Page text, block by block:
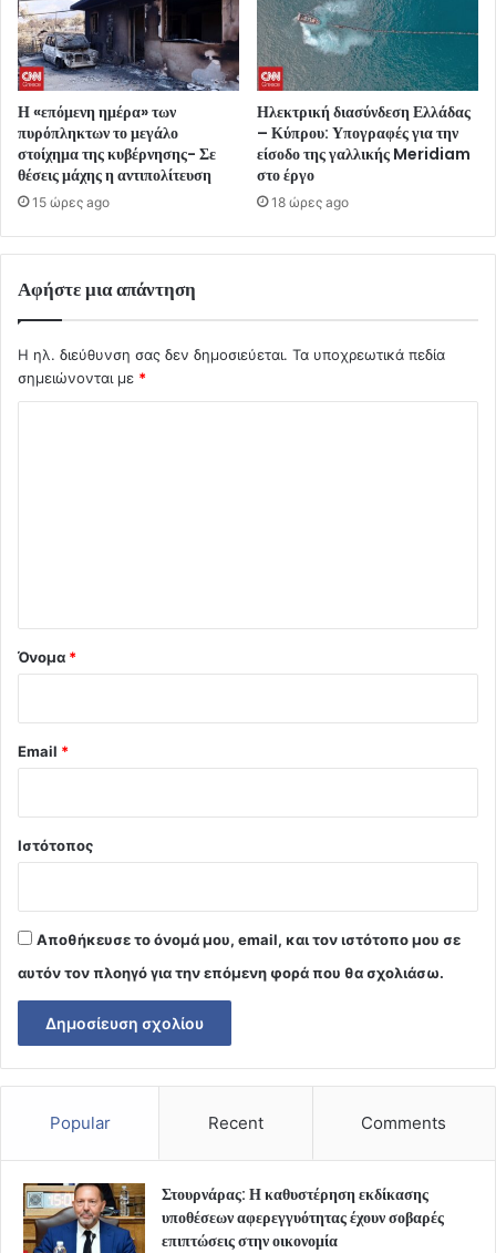
Η «επόμενη ημέρα» των
πυρόπληκτων το μεγάλο
στοίχημα της κυβέρνησης- Σε
θέσεις μάχης η αντιπολίτευση
15 ώρες ago
Ηλεκτρική διασύνδεση Ελλάδας
– Κύπρου: Υπογραφές για την
είσοδο της γαλλικής Meridiam
στο έργο
18 ώρες ago
Αφήστε μια απάντηση
Η ηλ. διεύθυνση σας δεν δημοσιεύεται. Τα υποχρεωτικά πεδία
σημειώνονται με *
Όνομα *
Email *
Ιστότοπος
Αποθήκευσε το όνομά μου, email, και τον ιστότοπο μου σε
αυτόν τον πλοηγό για την επόμενη φορά που θα σχολιάσω.
Popular Recent Comments
Στουρνάρας: Η καθυστέρηση εκδίκασης
υποθέσεων αφερεγγυότητας έχουν σοβαρές
επιπτώσεις στην οικονομία